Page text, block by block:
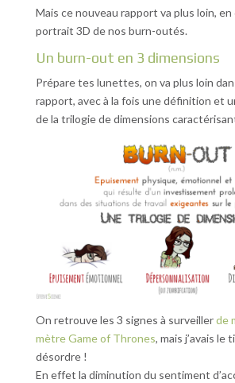
Mais ce nouveau rapport va plus loin,
portrait 3D de nos burn-outés.
Un burn-out en 3 dimensions
Prépare tes lunettes, on va plus loin
rapport, avec à la fois une définition et
de la trilogie de dimensions
On retrouve les 3 signes à surveillerde
mètre Game of Thrones, mais j’avais le
désordre !
En effet la diminution du sentiment